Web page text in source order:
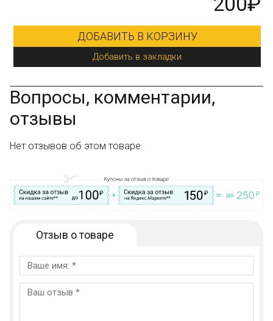
Вопросы, комментарии,
отзывы
Нет отзывов об этом товаре.
Отзыв о товаре